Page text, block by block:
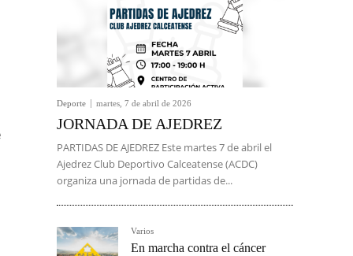
Deporte martes, 7 de abril de 2026
JORNADA DE AJEDREZ
PARTIDAS DE AJEDREZ Este martes 7 de abril el
Ajedrez Club Deportivo Calceatense (ACDC)
organiza una jornada de partidas de...
Varios
En marcha contra el cáncer